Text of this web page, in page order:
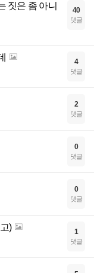
짓은 좀 아니
40
댓글
4
댓글
2
댓글
0
댓글
0
댓글
) 1
댓글